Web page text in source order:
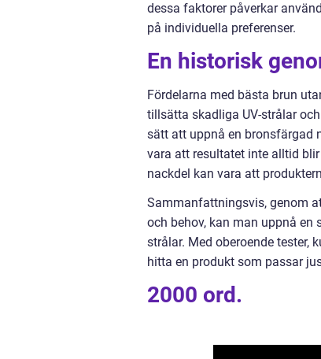
dessa faktorer påverkar
på individuella preferenser.
En historisk
Fördelarna med bästa brun
tillsätta skadliga UV-strålar
sätt att uppnå en bronsfärgad
vara att resultatet inte alltid
nackdel kan vara att
Sammanfattningsvis, genom
och behov, kan man uppnå en
strålar. Med oberoende tester,
hitta en produkt som passar
2000 ord.